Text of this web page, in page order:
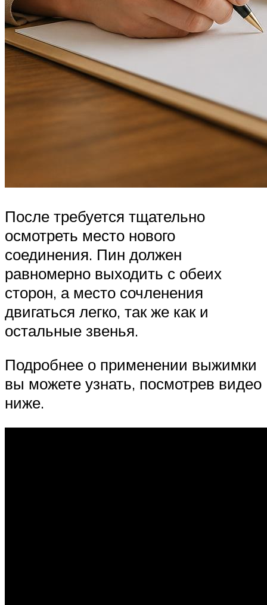
После требуется тщательно
осмотреть место нового
соединения. Пин должен
равномерно выходить с обеих
сторон, а место сочленения
двигаться легко, так же как и
остальные звенья.
Подробнее о применении выжимки
вы можете узнать, посмотрев видео
ниже.